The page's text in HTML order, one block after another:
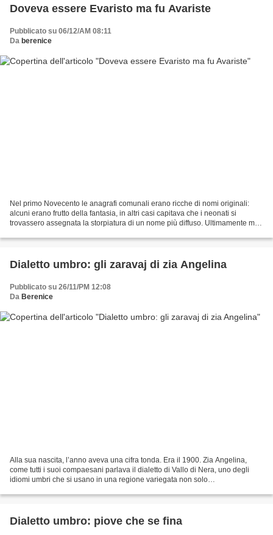
Doveva essere Evaristo ma fu Avariste
Pubblicato su 06/12/AM 08:11
Da berenice
Nel primo Novecento le anagrafi comunali erano ricche di nomi originali:
alcuni erano frutto della fantasia, in altri casi capitava che i neonati si
trovassero assegnata la storpiatura di un nome più diffuso. Ultimamente mi
Dialetto umbro: gli zaravaj di zia Angelina
Pubblicato su 26/11/PM 12:08
Da Berenice
Alla sua nascita, l’anno aveva una cifra tonda. Era il 1900. Zia Angelina,
come tutti i suoi compaesani parlava il dialetto di Vallo di Nera, uno degli
idiomi umbri che si usano in una regione variegata non solo
Dialetto umbro: piove che se fina